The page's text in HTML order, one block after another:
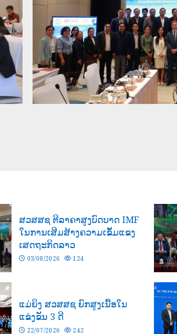
ສວສສຊ ຕີລາຄາສູງບົດບາດ IMF
ໃນການເສີມສ້າງຄວາມເຂັ້ມແຂງ
ເສດຖະກິດລາວ
03/08/2026 124
ແມ່ຍິງ ສວສສຊ ຍົກສູງເນື້ອໃນ
ແຂ່ງຂັນ 3 ດີ
22/07/2026 242